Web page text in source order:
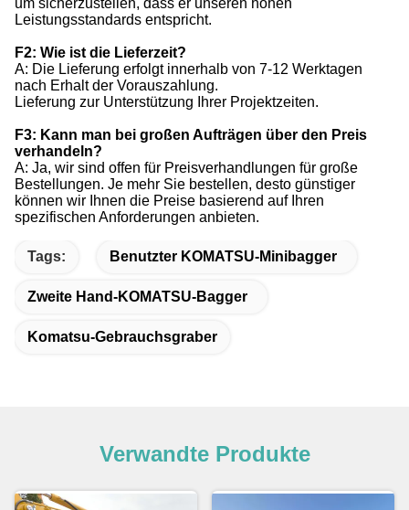
um sicherzustellen, dass er unseren hohen
Leistungsstandards entspricht.
F2: Wie ist die Lieferzeit?
A: Die Lieferung erfolgt innerhalb von 7-12 Werktagen
nach Erhalt der Vorauszahlung.
Lieferung zur Unterstützung Ihrer Projektzeiten.
F3: Kann man bei großen Aufträgen über den Preis
verhandeln?
A: Ja, wir sind offen für Preisverhandlungen für große
Bestellungen. Je mehr Sie bestellen, desto günstiger
können wir Ihnen die Preise basierend auf Ihren
spezifischen Anforderungen anbieten.
Tags: Benutzter KOMATSU-Minibagger
Zweite Hand-KOMATSU-Bagger
Komatsu-Gebrauchsgraber
Verwandte Produkte